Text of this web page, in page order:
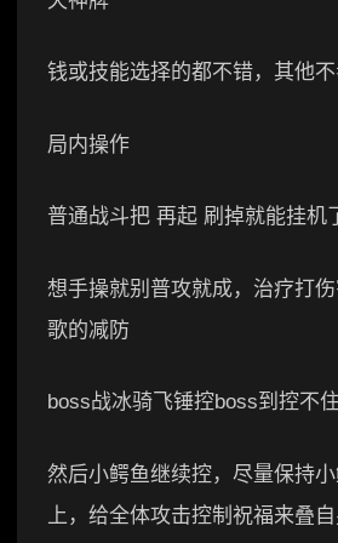
钱或技能选择的都不错，其他
局内操作
普通战斗把 再起 刷掉就能挂机
想手操就别普攻就成，治疗打
歌的减防
boss战冰骑飞锤控boss到控不
然后小鳄鱼继续控，尽量保持
上，给全体攻击控制祝福来叠